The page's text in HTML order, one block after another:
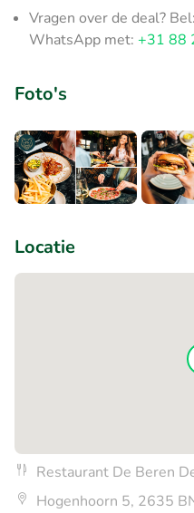
Vragen over de deal? Bel:
WhatsApp met: +31 88
Foto's
Locatie
Restaurant De Beren
Hogenhoorn 5, 2635